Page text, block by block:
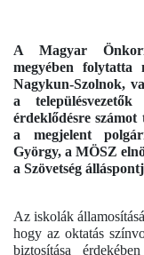
A Magyar
megyében folytatta
Nagykun-Szolnok,
a
érdeklődésre
a megjelent
György, a MÖSZ
a Szövetség
Az iskolák
hogy az oktatás
biztosítása